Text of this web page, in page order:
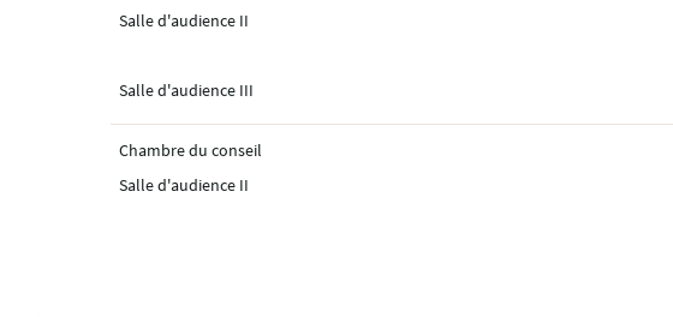
Salle d'audience II
Salle d'audience III
Chambre du conseil
Salle d'audience II